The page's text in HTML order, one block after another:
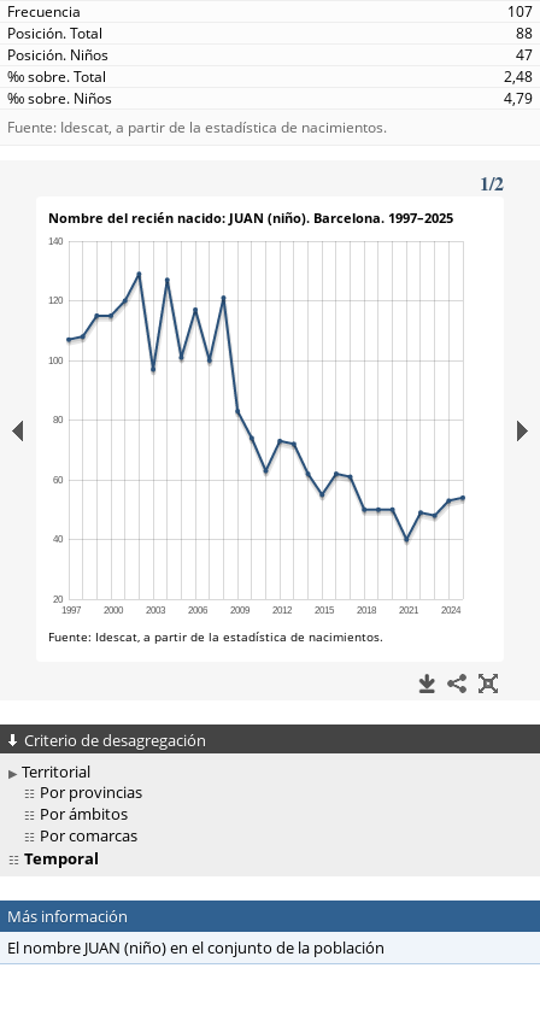
107
88
47
2,48
4,79
Fuente: Idescat, a partir de la estadística de nacimientos.
Criterio de desagregación
Territorial
Por provincias
Por ámbitos
Por comarcas
Temporal
Más información
El nombre JUAN (niño) en el conjunto de la población